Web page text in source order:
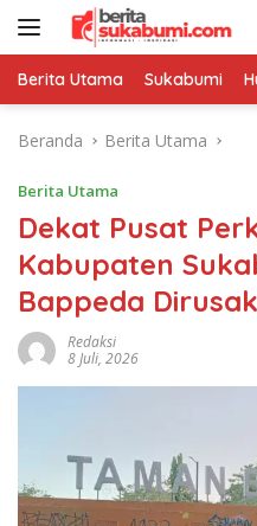
Langsung
Berita Utama Sukabumi
Beranda Berita Utama
Berita Utama
Dekat Pusat
Kabupaten
Bappeda
Redaksi
8 Juli, 2026